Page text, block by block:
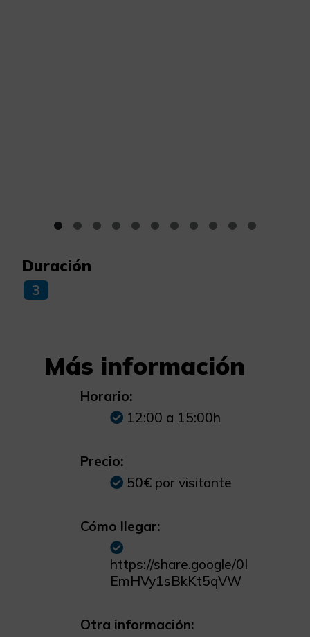
Duración
3
Más información
Horario:
12:00 a 15:00h
Precio:
50€ por visitante
Cómo llegar:
https://share.google/0I
EmHVy1sBkKt5qVW
Otra información: